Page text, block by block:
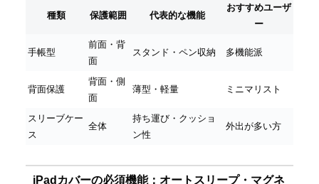
種類 保護範囲 代表的な機能
おすすめユーザ
ー
手帳型
前面・背
面
スタンド・ペン収納 多機能派
背面保護
背面・側
面
薄型・軽量 ミニマリスト
スリーブケー
ス
全体
持ち運び・クッショ
ン性
外出が多い方
iPadカバーの必須機能：オートスリープ・マグネ